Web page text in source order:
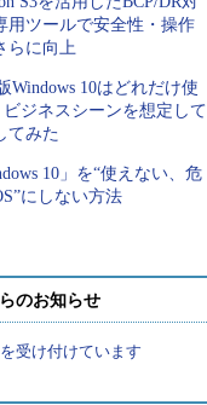
用ツールで安全性・操作
らに向上
Windows 10はどれだけ使
ビジネスシーンを想定して
てみた
10」を“使えない、危
にしない方法
のお知らせ
受け付けています